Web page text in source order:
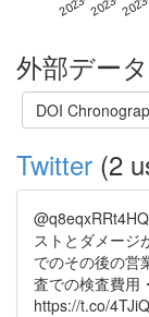
外部デー
DOI
Twitter (2
ストとダメージ
でのその後の営
査での検査費用
https://t.co/